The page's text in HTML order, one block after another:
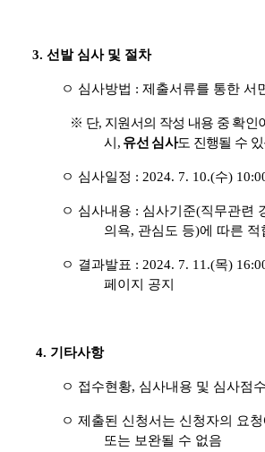
3. 선발 심사 및 절차
ㅇ 심사방법 :제출서류를 통한 서
※ 단, 지원서의 작성 내용 중 확인
시 , 유선 심사도 진행될 수
ㅇ 심사일정 :2024. 7. 10.(수)
ㅇ 심사내용 : 심사기준(직무관련
의욕, 관심도 등)에 따른 적
ㅇ 결과발표 :2024. 7. 11.(목)
페이지 공지
4. 기타사항
ㅇ 접수현황, 심사내용 및 심사점
ㅇ 제출된 신청서는 신청자의 요
또는 보완될 수 없음